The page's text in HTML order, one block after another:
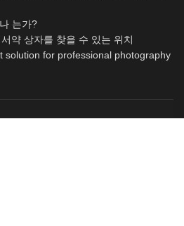
는가?
약 상자를 찾을 수 있는 위치
solution for professional photography